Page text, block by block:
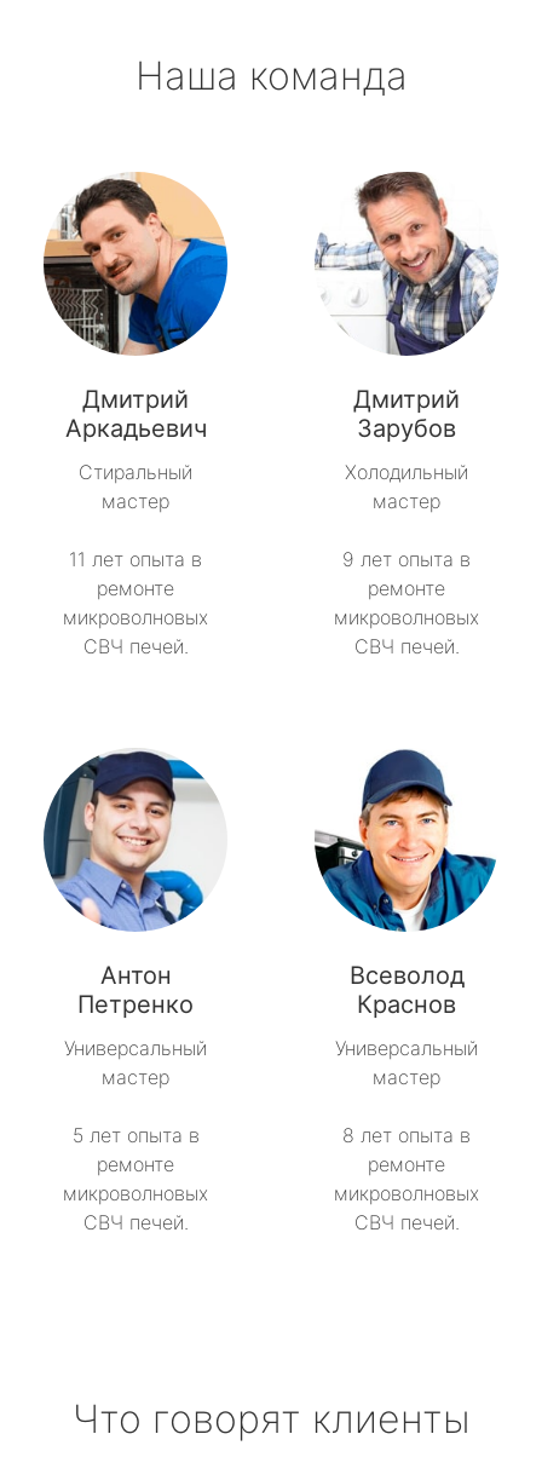
Наша команда
Дмитрий
Аркадьевич
Стиральный
мастер
11 лет опыта в
ремонте
микроволновых
СВЧ печей.
Дмитрий
Зарубов
Холодильный
мастер
9 лет опыта в
ремонте
микроволновых
СВЧ печей.
Антон
Петренко
Универсальный
мастер
5 лет опыта в
ремонте
микроволновых
СВЧ печей.
Всеволод
Краснов
Универсальный
мастер
8 лет опыта в
ремонте
микроволновых
СВЧ печей.
Что говорят клиенты